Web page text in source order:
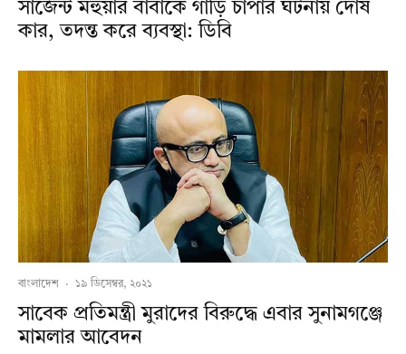
সার্জেন্ট মহুয়ার বাবাকে গাড়ি চাপার ঘটনায় দোষ
কার, তদন্ত করে ব্যবস্থা: ডিবি
বাংলাদেশ · ১৯ ডিসেম্বর, ২০২১
সাবেক প্রতিমন্ত্রী মুরাদের বিরুদ্ধে এবার সুনামগঞ্জে
মামলার আবেদন